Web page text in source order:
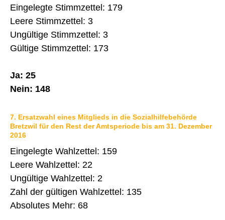
Eingelegte Stimmzettel: 179
Leere Stimmzettel: 3
Ungültige Stimmzettel: 3
Gültige Stimmzettel: 173
Ja: 25
Nein: 148
7. Ersatzwahl eines Mitglieds in die Sozialhilfebehörde
Bretzwil für den Rest der Amtsperiode bis am 31. Dezember
2016
Eingelegte Wahlzettel: 159
Leere Wahlzettel: 22
Ungültige Wahlzettel: 2
Zahl der gültigen Wahlzettel: 135
Absolutes Mehr: 68